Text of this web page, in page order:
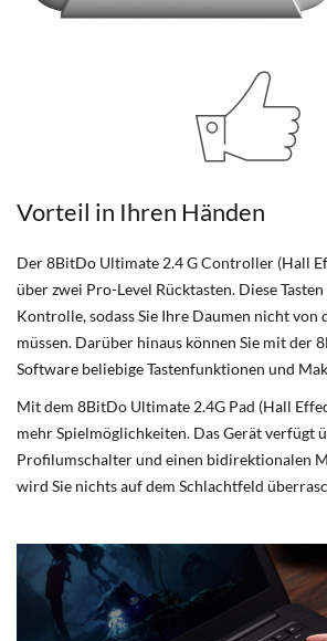
Vorteil in Ihren Händen
Der 8BitDo Ultimate 2.4 G Controller (Hall
über zwei Pro-Level Rücktasten. Diese
Kontrolle, sodass Sie Ihre Daumen nicht von
müssen. Darüber hinaus können Sie mit der
Software beliebige Tastenfunktionen und
Mit dem 8BitDo Ultimate 2.4G Pad (Hall
mehr Spielmöglichkeiten. Das Gerät verfügt
Profilumschalter und einen bidirektionalen
wird Sie nichts auf dem Schlachtfeld